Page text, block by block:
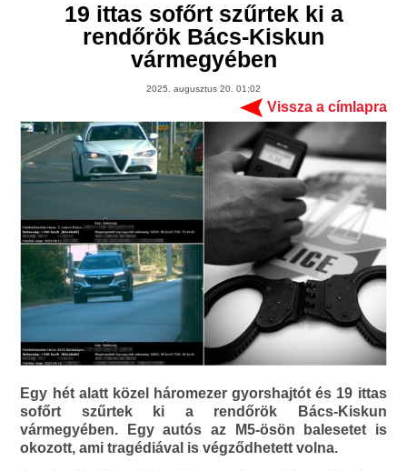
19 ittas sofőrt szűrtek ki a
rendőrök Bács-Kiskun
vármegyében
2025. augusztus 20. 01:02
Vissza a címlapra
Egy hét alatt közel háromezer gyorshajtót és 19 ittas
sofőrt szűrtek ki a rendőrök Bács-Kiskun
vármegyében. Egy autós az M5-ösön balesetet is
okozott, ami tragédiával is végződhetett volna.